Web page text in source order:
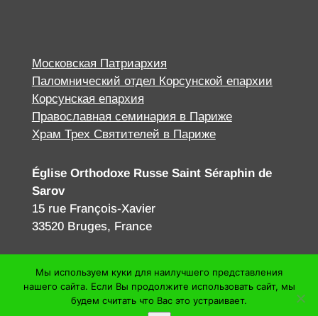
Московская Патриархия
Паломнический отдел Корсунской епархии
Корсунская епархия
Православная семинария в Париже
Храм Трех Святителей в Париже
Église Orthodoxe Russe Saint Séraphin de
Sarov
15 rue François-Xavier
33520 Bruges, France
Мы используем куки для наилучшего представления
нашего сайта. Если Вы продолжите использовать сайт, мы
будем считать что Вас это устраивает.